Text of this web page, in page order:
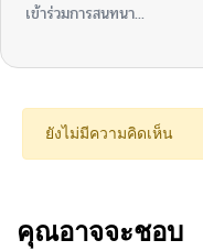
เข้าร่วมการสนทนา...
ยังไม่มีความคิดเห็น
คุณอาจจะชอบ